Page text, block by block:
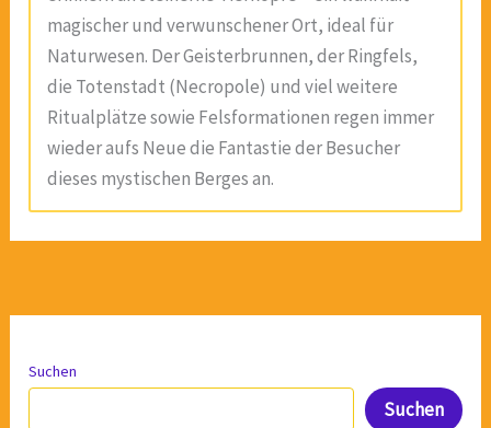
magischer und verwunschener Ort, ideal für
Naturwesen. Der Geisterbrunnen, der Ringfels,
die Totenstadt (Necropole) und viel weitere
Ritualplätze sowie Felsformationen regen immer
wieder aufs Neue die Fantastie der Besucher
dieses mystischen Berges an.
Suchen
Suchen